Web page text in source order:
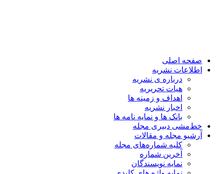
صفحه اصلی
اطلاعات نشریه
درباره ی نشریه
هیات تحریریه
اهداف و زمینه ها
اخبار نشریه
بانک ها و نمایه نامه ها
خط‌مشی دبیری مجله
آرشیو مجله و مقالات
کلیه شماره‌های مجله
آخرین شماره
نمایه نویسندگان